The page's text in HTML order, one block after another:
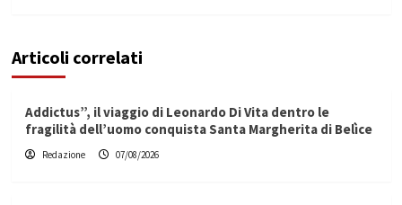
Articoli correlati
Addictus”, il viaggio di Leonardo Di Vita dentro le
fragilità dell’uomo conquista Santa Margherita di Belìce
Redazione 07/08/2026